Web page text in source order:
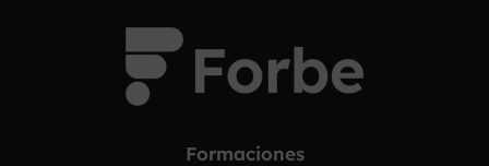
Formaciones